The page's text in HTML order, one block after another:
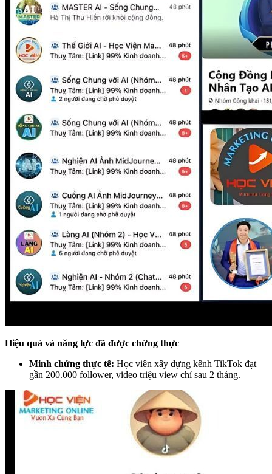
Hiệu quả và năng lực đã được chứng thực
Minh chứng thực tế: Học viên xây dựng kênh TikTok đạt
gần 200.000 follower, video triệu view chỉ sau 2 tháng.